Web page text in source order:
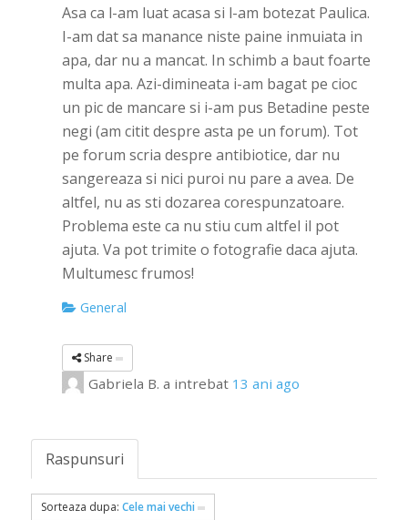
Asa ca l-am luat acasa si l-am botezat Paulica.
I-am dat sa manance niste paine inmuiata in
apa, dar nu a mancat. In schimb a baut foarte
multa apa. Azi-dimineata i-am bagat pe cioc
un pic de mancare si i-am pus Betadine peste
negi (am citit despre asta pe un forum). Tot
pe forum scria despre antibiotice, dar nu
sangereaza si nici puroi nu pare a avea. De
altfel, nu as sti dozarea corespunzatoare.
Problema este ca nu stiu cum altfel il pot
ajuta. Va pot trimite o fotografie daca ajuta.
Multumesc frumos!
General
Share
Gabriela B. a intrebat 13 ani ago
Raspunsuri
Sorteaza dupa: Cele mai vechi